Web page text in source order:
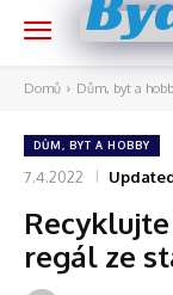
Domů Dům, byt a
DŮM, BYT A HOBBY
7.4.2022
regál ze